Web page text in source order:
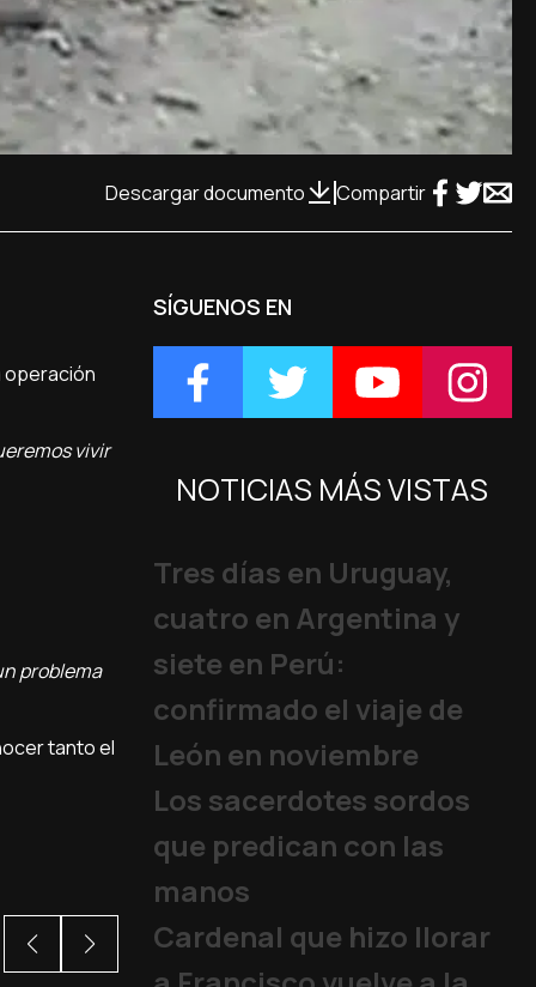
Descargar documento Compartir
operación
vivir
problema
tanto el
SÍGUENOS EN
NOTICIAS MÁS VISTAS
Tres días en Uruguay,
cuatro en Argentina y
siete en Perú:
confirmado el viaje de
León en noviembre
Los sacerdotes sordos
que predican con las
manos
Cardenal que hizo llorar